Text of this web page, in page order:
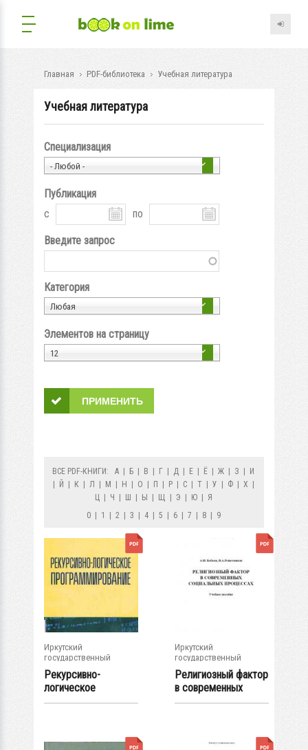
Главная PDF-библиотека Учебная литература
Учебная литература
Специализация
- Любой -
Публикация
с
по
Введите запрос
Категория
Любая
Элементов на страницу
12
ВСЕ PDF-КНИГИ: А Б В Г Д Е Ё Ж З
И
Й К Л М Н О П Р С Т У Ф Х
Ц
Ч Ш Ы Щ Э Ю
Я
0
1 2 3 4 5 6 7 8 9
Иркутский
государственный
университет
Рекурсивно-
логическое
программирование :
Иркутский
государственный
университет
Религиозный фактор
в современных
социальных...